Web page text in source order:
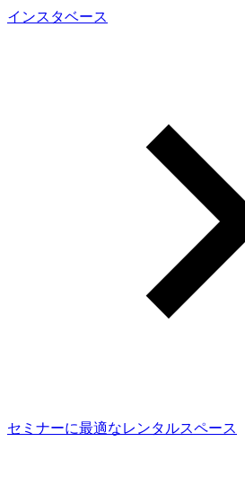
インスタベース
セミナーに最適なレンタルスペース